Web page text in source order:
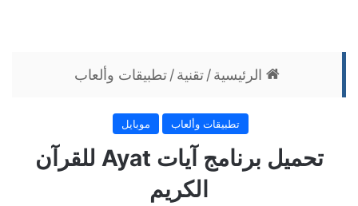
الرئيسية/تقنية/تطبيقات وألعاب
تطبيقات وألعاب موبايل
تحميل برنامج آيات Ayat للقرآن
الكريم